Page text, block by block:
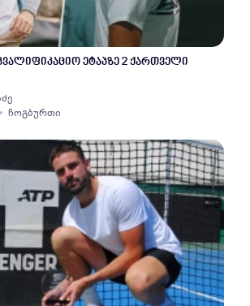
ეტაპზე 2 ქართველი
ჩოგბურთი